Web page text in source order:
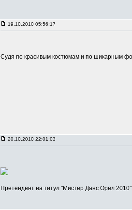
19.10.2010 05:56:17
Судя по красивым костюмам и по шикарным
20.10.2010 22:01:03
Претендент на титул "Мистер Данс Орел